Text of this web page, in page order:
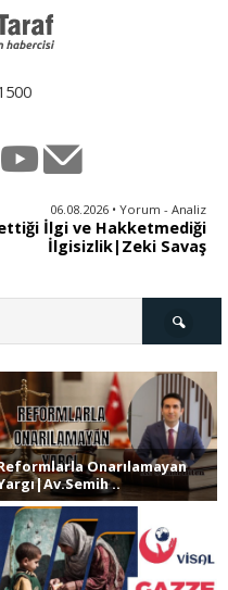
06.08.2026 • Yorum - Analiz
İlgi ve Hakketmediği
İlgisizlik|Zeki Savaş
Onarılamayan
..